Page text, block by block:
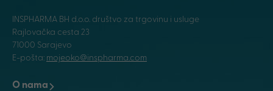
INSPHARMA BH d.o.o. društvo za trgovinu i usluge
Rajlovačka cesta 23
71000 Sarajevo
E-pošta: mojeoko@inspharma.com
O nama